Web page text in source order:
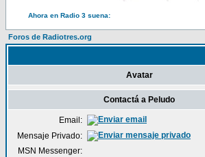
Ahora en Radio 3 suena:
Foros de Radiotres.org
Avatar
Contactá a Peludo
Email:
Mensaje Privado:
MSN Messenger: